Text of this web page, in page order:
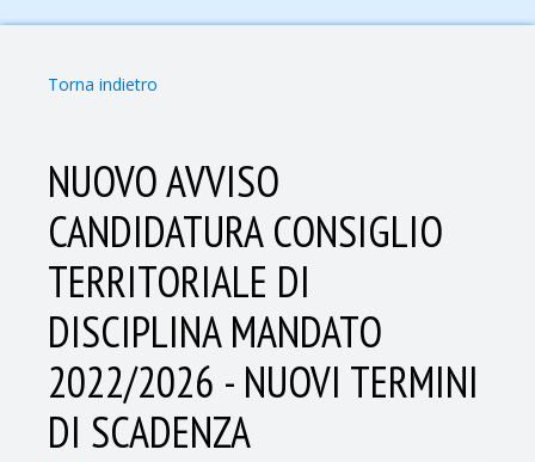
Torna indietro
NUOVO AVVISO
CANDIDATURA CONSIGLIO
TERRITORIALE DI
DISCIPLINA MANDATO
2022/2026 - NUOVI TERMINI
DI SCADENZA